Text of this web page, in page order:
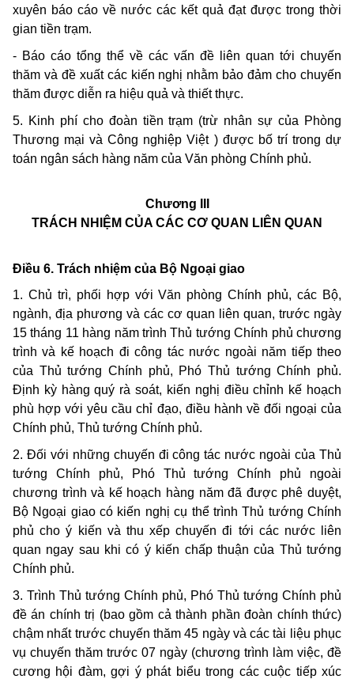
xuyên báo cáo về nước các kết quả đạt được trong thời
gian tiền trạm.
- Báo cáo tổng thể về các vấn đề liên quan tới chuyến
thăm và đề xuất các kiến nghị nhằm bảo đảm cho chuyến
thăm được diễn ra hiệu quả và thiết thực.
5. Kinh phí cho đoàn tiền trạm (trừ nhân sự của Phòng
Thương mại và Công nghiệp Việt ) được bố trí trong dự
toán ngân sách hàng năm của Văn phòng Chính phủ.
Chương III
TRÁCH NHIỆM CỦA CÁC CƠ QUAN LIÊN QUAN
Điều 6. Trách nhiệm của Bộ Ngoại giao
1. Chủ trì, phối hợp với Văn phòng Chính phủ, các Bộ,
ngành, địa phương và các cơ quan liên quan, trước ngày
15 tháng 11 hàng năm trình Thủ tướng Chính phủ chương
trình và kế hoạch đi công tác nước ngoài năm tiếp theo
của Thủ tướng Chính phủ, Phó Thủ tướng Chính phủ.
Định kỳ hàng quý rà soát, kiến nghị điều chỉnh kế hoạch
phù hợp với yêu cầu chỉ đạo, điều hành về đối ngoại của
Chính phủ, Thủ tướng Chính phủ.
2. Đối với những chuyến đi công tác nước ngoài của Thủ
tướng Chính phủ, Phó Thủ tướng Chính phủ ngoài
chương trình và kế hoạch hàng năm đã được phê duyệt,
Bộ Ngoại giao có kiến nghị cụ thể trình Thủ tướng Chính
phủ cho ý kiến và thu xếp chuyến đi tới các nước liên
quan ngay sau khi có ý kiến chấp thuận của Thủ tướng
Chính phủ.
3. Trình Thủ tướng Chính phủ, Phó Thủ tướng Chính phủ
đề án chính trị (bao gồm cả thành phần đoàn chính thức)
chậm nhất trước chuyến thăm 45 ngày và các tài liệu phục
vụ chuyến thăm trước 07 ngày (chương trình làm việc, đề
cương hội đàm, gợi ý phát biểu trong các cuộc tiếp xúc